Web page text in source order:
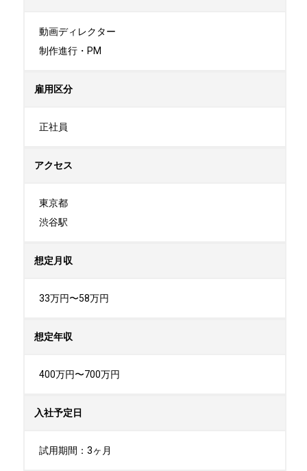
動画ディレクター
制作進行・PM
雇用区分
正社員
アクセス
東京都
渋谷駅
想定月収
33万円〜58万円
想定年収
400万円〜700万円
入社予定日
試用期間：3ヶ月